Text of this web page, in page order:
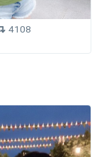
4108